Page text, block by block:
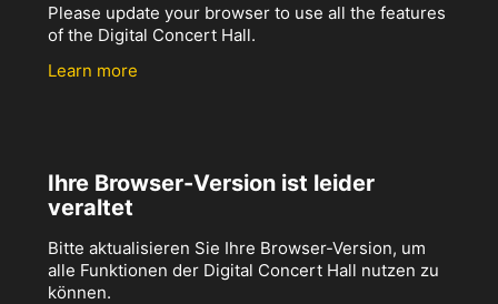
Please update your browser to use all the features
of the Digital Concert Hall.
Learn more
Ihre Browser-Version ist leider
veraltet
Bitte aktualisieren Sie Ihre Browser-Version, um
alle Funktionen der Digital Concert Hall nutzen zu
können.